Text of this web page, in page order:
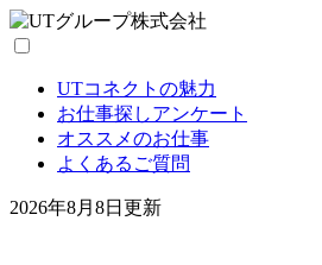
UTコネクトの魅力
お仕事探しアンケート
オススメのお仕事
よくあるご質問
2026年8月8日 更新